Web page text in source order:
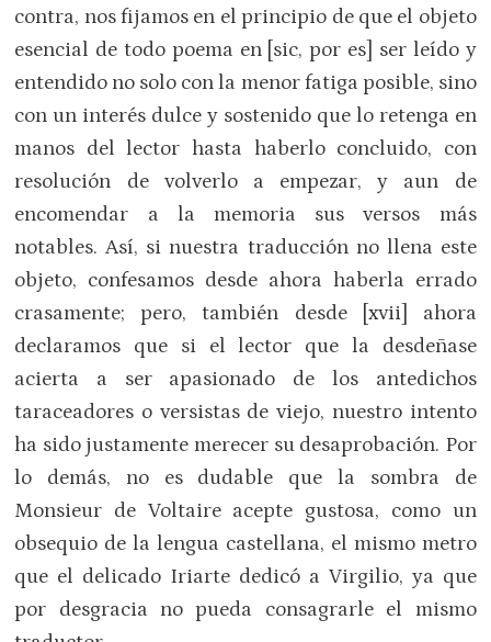
contra, nos fijamos en el principio de que el objeto
esencial de todo poema en [sic, por es] ser leído y
entendido no solo con la menor fatiga posible, sino
con un interés dulce y sostenido que lo retenga en
manos del lector hasta haberlo concluido, con
resolución de volverlo a empezar, y aun de
encomendar a la memoria sus versos más
notables. Así, si nuestra traducción no llena este
objeto, confesamos desde ahora haberla errado
crasamente; pero, también desde [xvii] ahora
declaramos que si el lector que la desdeñase
acierta a ser apasionado de los antedichos
taraceadores o versistas de viejo, nuestro intento
ha sido justamente merecer su desaprobación. Por
lo demás, no es dudable que la sombra de
Monsieur de Voltaire acepte gustosa, como un
obsequio de la lengua castellana, el mismo metro
que el delicado Iriarte dedicó a Virgilio, ya que
por desgracia no pueda consagrarle el mismo